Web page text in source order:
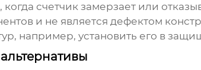
счетчик замерзает или
и не является дефектом
например, установить его в